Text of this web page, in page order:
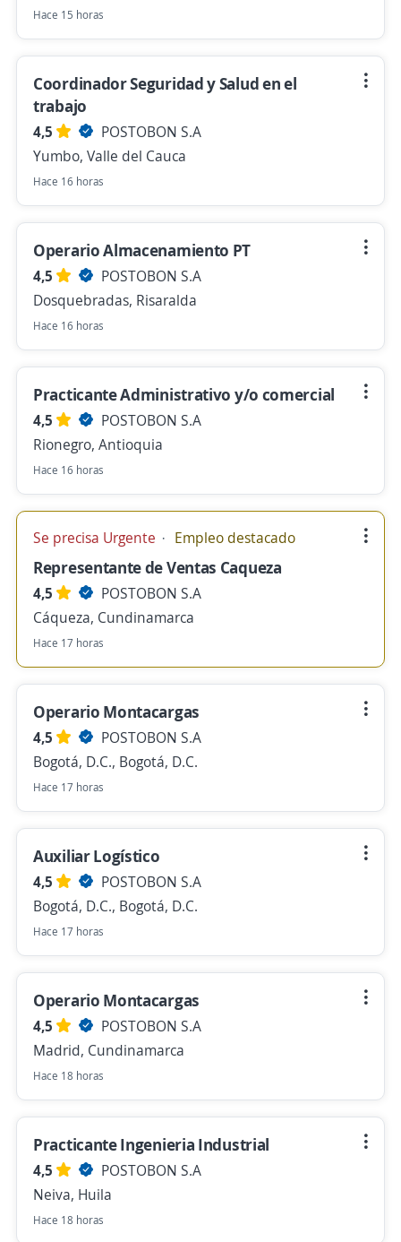
Hace 15 horas
Coordinador Seguridad y Salud en el
trabajo
4,5
POSTOBON S.A
Yumbo, Valle del Cauca
Hace 16 horas
Operario Almacenamiento PT
4,5
POSTOBON S.A
Dosquebradas, Risaralda
Hace 16 horas
Practicante Administrativo y/o comercial
4,5
POSTOBON S.A
Rionegro, Antioquia
Hace 16 horas
Se precisa Urgente Empleo destacado
Representante de Ventas Caqueza
4,5
POSTOBON S.A
Cáqueza, Cundinamarca
Hace 17 horas
Operario Montacargas
4,5
POSTOBON S.A
Bogotá, D.C., Bogotá, D.C.
Hace 17 horas
Auxiliar Logístico
4,5
POSTOBON S.A
Bogotá, D.C., Bogotá, D.C.
Hace 17 horas
Operario Montacargas
4,5
POSTOBON S.A
Madrid, Cundinamarca
Hace 18 horas
Practicante Ingenieria Industrial
4,5
POSTOBON S.A
Neiva, Huila
Hace 18 horas